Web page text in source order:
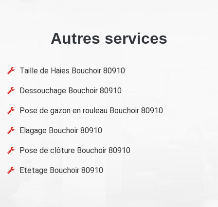
Autres services
Taille de Haies Bouchoir 80910
Dessouchage Bouchoir 80910
Pose de gazon en rouleau Bouchoir 80910
Elagage Bouchoir 80910
Pose de clôture Bouchoir 80910
Etetage Bouchoir 80910